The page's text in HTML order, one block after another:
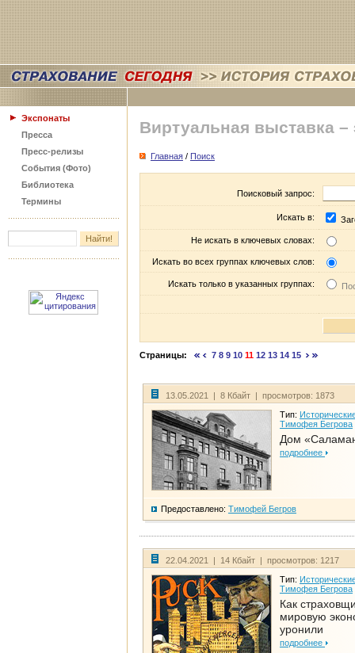
Экспонаты
Пресса
Пресс-релизы
События (Фото)
Библиотека
Термины
Виртуальная выставка –
Главная / Поиск
Поисковый запрос:
Искать в:
Не искать в ключевых словах:
Искать во всех группах ключевых слов:
Искать только в указанных группах:
Страницы: 7 8 9 10 11 12 13 14 15
13.05.2021 | 8 Кбайт | просмотров: 1873
Тип:
Тимофея Бегрова
Дом
подробнее
Предоставлено: Тимофей Бегров
22.04.2021 | 14 Кбайт | просмотров: 1217
Тип:
Тимофея Бегрова
Как
мировую
уронили
подробнее